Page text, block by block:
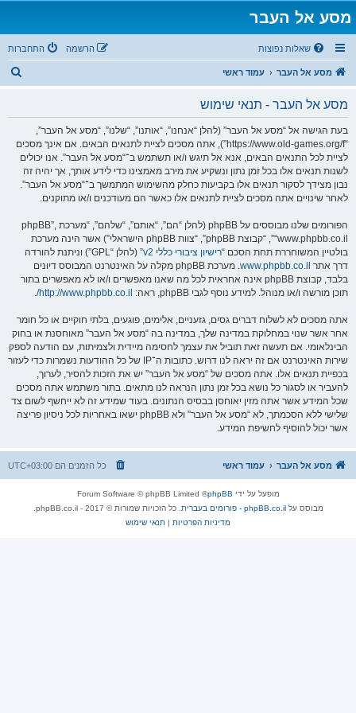
מסע אל העבר
שאלות נפוצות התחברות הרשמה
מסע אל העבר עמוד ראשי
מסע אל העבר - תנאי שימוש
בעת הגישה אל “מסע אל העבר” (להלן “אנחנו”, “אותנו”, “שלנו”, “מסע אל העבר”,
“https://www.old-games.org/f”), אתה מסכים לציית לתנאים הבאים. אם אינך מסכים
לציית לכל התנאים הבאים, אנא אל תיגש ו/או תשתמש ב־“מסע אל העבר”. אנו יכולים
לשנות תנאים אלו בכל זמן נתון ונשקיע את מירב מאמצינו כדי לידע אותך, אך יהיה זה
נבון מצידך לסקור תנאים אלו בקביעות כחלק מהשימוש המתמשך ב־“מסע אל העבר”.
לאחר שינויים אתה מסכים לציית לתנאים אלו כאשר הם מעודכנים ו/או מתוקנים.
הפורומים שלנו מבוססים על phpBB (להלן “הם”, “אותם”, “שלהם”, “מערכת phpBB”,
“www.phpbb.co.il”, “קבוצת phpBB”, “צוות phpBB הישראלי”) אשר הינה מערכת
בולטיין המשוחררת תחת הסכם “רישיון ציבורי כללי v2
” (להלן “GPL”) וניתנת להורדה
דרך אתר www.phpbb.co.il
. מערכת phpBB מקלה על האינטרנט המבוסס דיונים
בלבד, קבוצת phpBB אינה אחראית לכל מה שאנו מאפשרים ו/או לא מאפשרים בתור
תוכן מורשה ו/או מנוהל. למידע נוסף לגבי phpBB, ראה:
http://www.phpbb.co.il/
.
אתה מסכים לא לשלוח דברים גסים, גזעניים, אלימים, פוגעים, בלתי חוקיים או כל חומר
אחר אשר שנוי במחלוקת במדינה שלך, במדינה בה “מסע אל העבר” מאוחסנת או בחוק
הבינלאומי. אם תעשה זאת תוביל את עצמך לחסימה מיידית ולצמיתות, עם הודעה לספק
שירות האינטרנט אם זה יראה לנו דרוש. כתובות ה־IP של כל ההודעות נשמרות כדי לעזור
בכפיית תנאים אלו. אתה מסכים של “מסע אל העבר” יש את הזכות להסיר, לערוך,
להעביר או לסגור כל נושא בכל זמן נתון הנראה לנו מתאים. בתור משתמש אתה מסכים
שכל המידע אשר אתה מזין יאוחסן בבסיס הנתונים. בעוד שמידע זה לא ייחשף לשום צד
שלישי ללא הסכמתך, לא “מסע אל העבר” ולא phpBB ישאו באחריות לכל ניסיון פריצה
אשר יכול להוסיף לחשיפת המידע.
מסע אל העבר עמוד ראשי כל הזמנים הם UTC+03:00
מופעל על ידי phpBB
® Forum Software © phpBB Limited
מבוסס עלphpBB.co.il - פורומים בעברית
. כל הזכויות שמורות © 2017 - phpBB.co.il.
מדיניות הפרטיות | תנאי שימוש